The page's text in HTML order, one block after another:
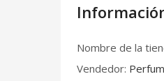
Nombre de la
Vendedor: